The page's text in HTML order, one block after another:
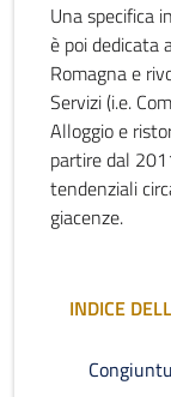
Una specifica
è poi dedicata
Romagna e
Servizi (i.e.
Alloggio e
partire dal
tendenziali
giacenze.
INDICE